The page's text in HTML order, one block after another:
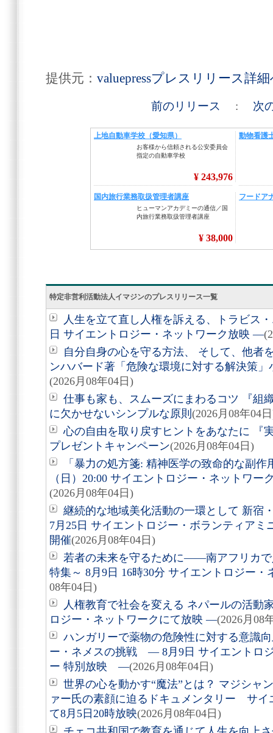
提供元： valuepressプレスリリース詳
前のリリース : 次
特定非営利活動法人イマジンのプレスリリース一覧
人生を立て直し人権を訴える、トラビス
日 サイエントロジー・ネットワーク放映 ―
自分自身の心を守る方法、 そして、他者
ンハバード著「危険な環境に対する解決策
(2026月08年04日)
仕事も家も、スムーズにまわるコツ 『
に欠かせないシンプルな原則 (2026月08年04
心の自由を取り戻すヒントをあなたに 『
プレゼントキャンペーン(2026月08年04日)
「暴力の処方箋: 精神医学の致命的な副
（日）20:00 サイエントロジー・ネットワー
(2026月08年04日)
継続的な地域美化活動の一環として 新宿
7月25日 サイエントロジー・ボランティアミ
開催(2026月08年04日)
若者の未来を守るために――南アフリカ
特集～ 8月9日 16時30分 サイエントロジー・
08年04日)
人権教育で社会を変える ネパールの活動
ロジー・ネットワークにて放映 ―(2026月08
ハンガリーで薬物の危険性に対する意識
ー・ネメスの挑戦 ― 8月9日 サイエントロ
ー 特別放映 ―(2026月08年04日)
世界の心を動かす“魔法”とは？ マジシャ
ァー氏の素顔に迫るドキュメンタリー サイ
て8月5日20時放映(2026月08年04日)